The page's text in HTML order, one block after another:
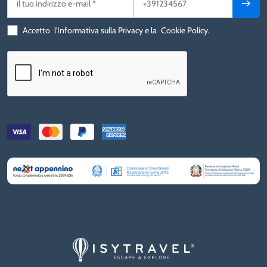
Accetto l'Informativa sulla Privacye la Cookie Policy.